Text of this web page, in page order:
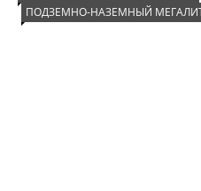
ПОДЗЕМНО-НАЗЕМНЫЙ